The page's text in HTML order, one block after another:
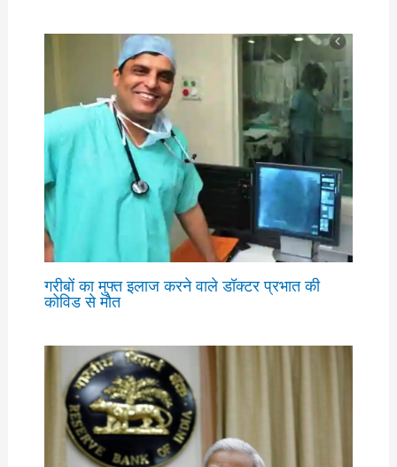
गरीबों का मुफ्त इलाज करने वाले डॉक्टर प्रभात की
कोविड से मौत